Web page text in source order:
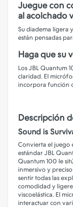
Juegue con
al acolchado
Su diadema ligera
están pensadas
Haga que su
Los JBL Quantum
claridad. El
incorpora función
Descripción
Sound is
Convierta el juego
estándar JBL
Quantum 100 le
inmersivo y
sentir todas las
comodidad y
viscoelástica. El
interactuar con